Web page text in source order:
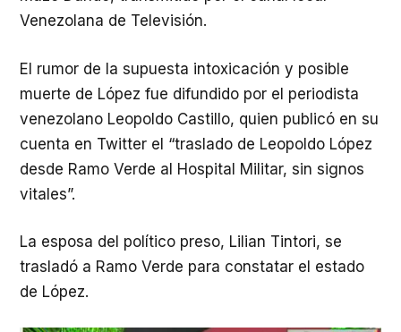
Venezolana de Televisión.
El rumor de la supuesta intoxicación y posible
muerte de López fue difundido por el periodista
venezolano Leopoldo Castillo, quien publicó en su
cuenta en Twitter el “traslado de Leopoldo López
desde Ramo Verde al Hospital Militar, sin signos
vitales”.
La esposa del político preso, Lilian Tintori, se
trasladó a Ramo Verde para constatar el estado
de López.